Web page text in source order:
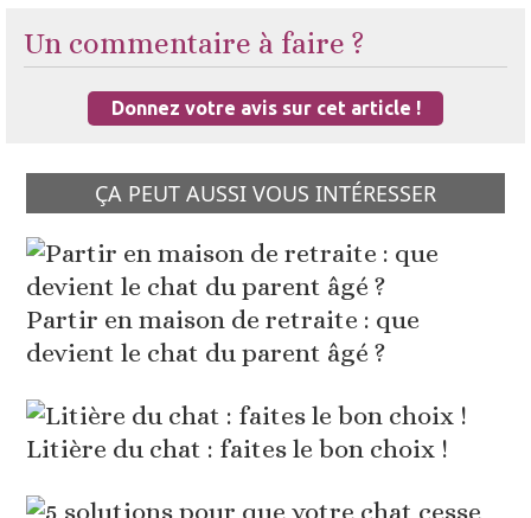
Un commentaire à faire ?
Donnez votre avis sur cet article !
ÇA PEUT AUSSI VOUS INTÉRESSER
Partir en maison de retraite : que
devient le chat du parent âgé ?
Litière du chat : faites le bon choix !